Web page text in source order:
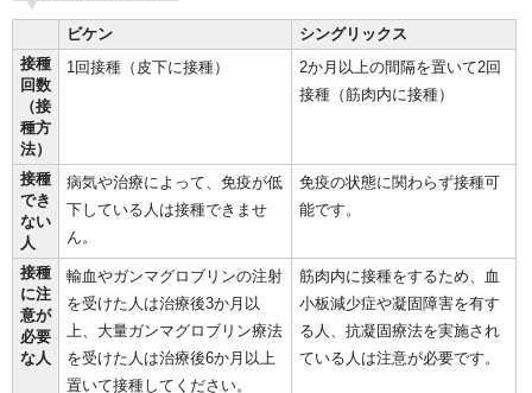
ビケン
シングリックス
接種
回数
（接
種方
法）
1回接種（皮下に接種）
2か月以上の間隔を置いて2回
接種（筋肉内に接種）
接種
でき
ない
人
病気や治療によって、免疫が低
下している人は接種できませ
ん。
免疫の状態に関わらず接種可
能です。
接種
に注
意が
必要
な人
輸血やガンマグロブリンの注射
を受けた人は治療後3か月以
上、大量ガンマグロブリン療法
を受けた人は治療後6か月以上
置いて接種してください。
筋肉内に接種をするため、血
小板減少症や凝固障害を有す
る人、抗凝固療法を実施され
ている人は注意が必要です。